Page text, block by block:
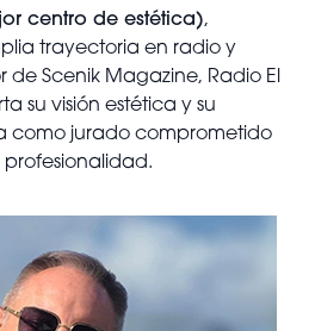
centro de estética),
trayectoria en radio y
Scenik Magazine, Radio El
su visión estética y su
como jurado comprometido